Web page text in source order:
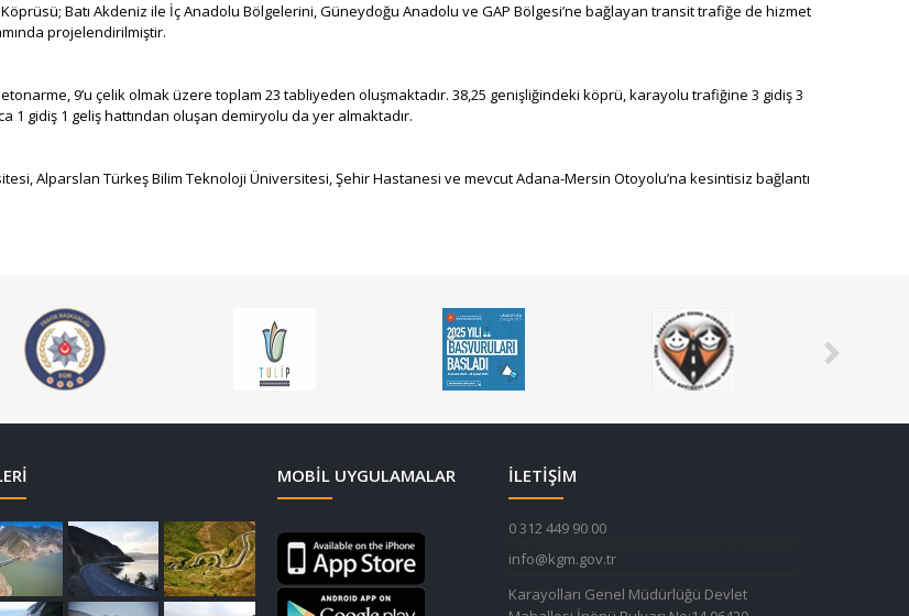
Batı Akdeniz ile İç Anadolu Bölgelerini, Güneydoğu Anadolu ve GAP Bölgesi’ne bağlayan transit trafiğe de hizmet
projelendirilmiştir.
9’u çelik olmak üzere toplam 23 tabliyeden oluşmaktadır. 38,25 genişliğindeki köprü, karayolu trafiğine 3 gidiş 3
gidiş 1 geliş hattından oluşan demiryolu da yer almaktadır.
Alparslan Türkeş Bilim Teknoloji Üniversitesi, Şehir Hastanesi ve mevcut Adana-Mersin Otoyolu’na kesintisiz bağlantı
MOBIL UYGULAMALAR İLETİŞİM
0 312 449 90 00
info@kgm.gov.tr
Karayolları Genel Müdürlüğü Devlet